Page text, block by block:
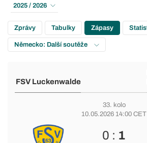
2025 / 2026
Zprávy Tabulky Zápasy
Německo: Další soutěže
FSV Luckenwalde
33. kolo
10.05.2026 14:00 CET
0 : 1